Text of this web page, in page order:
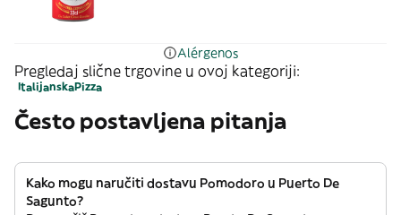
Alérgenos
Pregledaj slične trgovine u ovoj kategoriji:
ItalijanskaPizza
Često postavljena pitanja
Kako mogu naručiti dostavu Pomodoro u Puerto De
Sagunto?